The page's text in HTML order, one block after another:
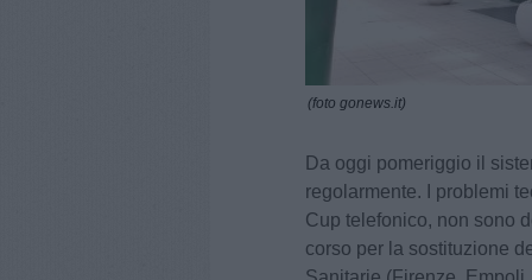
(foto gonews.it)
Da oggi pomeriggio il
regolarmente. I problemi
Cup telefonico, non sono
corso per la sostituzione